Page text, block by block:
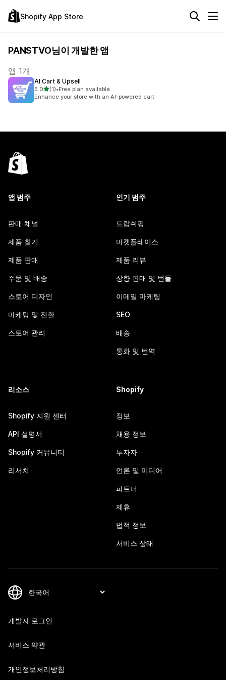
Shopify App Store
PANSTVO님이 개발한 앱
앱 1개
AI Cart & Upsell
5.0별 5개 중
(1)
총 리뷰 1개
•Free plan available
Enhance your store with an AI-powered cart
앱 범주
판매 채널
제품 찾기
제품 판매
주문 및 배송
스토어 디자인
마케팅 및 전환
스토어 관리
인기 범주
드랍쉬핑
마켓플레이스
제품 리뷰
상향 판매 및 번들
이메일 마케팅
SEO
배송
통화 및 번역
리소스
Shopify 지원 센터
API 설명서
Shopify 커뮤니티
리서치
Shopify
정보
채용 정보
투자자
언론 및 미디어
파트너
제휴
법적 정보
서비스 상태
개발자 로그인
서비스 약관
개인정보처리방침